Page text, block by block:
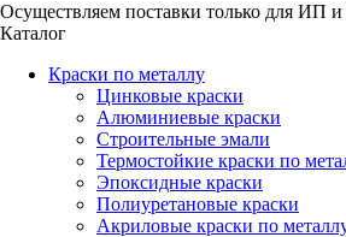
Осуществляем поставки только для ИП
Каталог
Краски по металлу
Цинковые краски
Алюминиевые краски
Строительные эмали
Термостойкие краски по
Эпоксидные краски
Полиуретановые краски
Акриловые краски по